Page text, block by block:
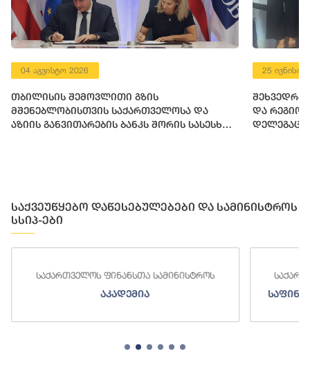
04 აგვისტო 2026
თბილისის შემოვლითი გზის
მშენებლობისთვის საქართველოსა და
აზიის განვითარების ბანკს შორის სასესხო
25 ივნისი
შეხვედრა
და
საქვეუწყებო დაწესებულებები და სამინისტროს
სსიპ-ები
საქართველოს ფინანსთა სამინისტროს
აკადემია